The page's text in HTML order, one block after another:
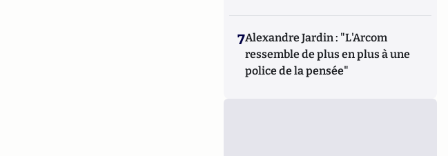
7Alexandre Jardin : "L'Arcom
ressemble de plus en plus à une
police de la pensée"